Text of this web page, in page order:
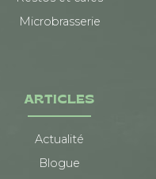
Microbrasserie
ARTICLES
Actualité
Blogue